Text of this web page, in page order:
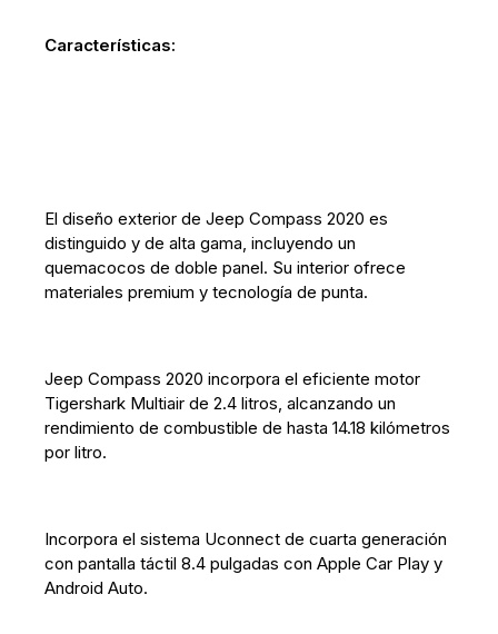
Características:
El diseño exterior de Jeep Compass 2020 es
distinguido y de alta gama, incluyendo un
quemacocos de doble panel. Su interior ofrece
materiales premium y tecnología de punta.
Jeep Compass 2020 incorpora el eficiente motor
Tigershark Multiair de 2.4 litros, alcanzando un
rendimiento de combustible de hasta 14.18 kilómetros
por litro.
Incorpora el sistema Uconnect de cuarta generación
con pantalla táctil 8.4 pulgadas con Apple Car Play y
Android Auto.